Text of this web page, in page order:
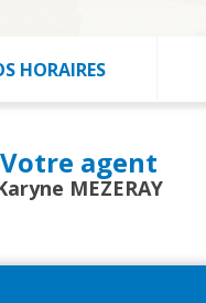
HORAIRES
Votre agent
MEZERAY